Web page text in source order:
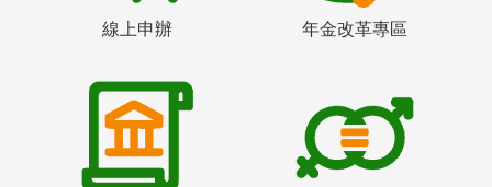
線上申辦 年金改革專區